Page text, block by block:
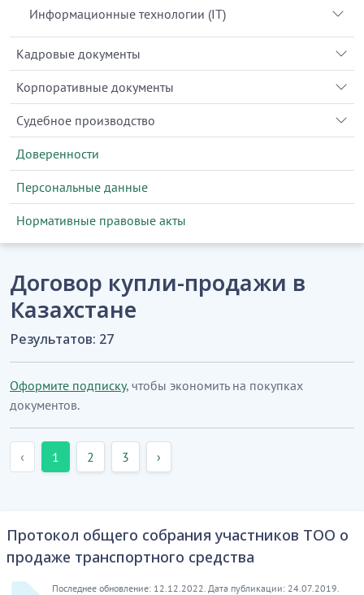
Информационные технологии (IT)
Кадровые документы
Корпоративные документы
Судебное производство
Доверенности
Персональные данные
Нормативные правовые акты
Договор купли-продажи в
Казахстане
Результатов: 27
Оформите подписку, чтобы экономить на покупках
документов.
‹ 1 2 3 ›
Протокол общего собрания участников ТОО о
продаже транспортного средства
Последнее обновление: 12.12.2022. Дата публикации: 24.07.2019.